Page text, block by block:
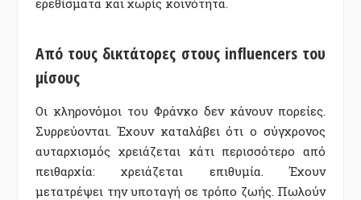
Από τους δικτάτορες στους influencers του
μίσους
Οι κληρονόμοι του Φράνκο δεν κάνουν πορείες.
Συρρεύονται. Έχουν καταλάβει ότι ο σύγχρονος
αυταρχισμός χρειάζεται κάτι περισσότερο από
πειθαρχία: χρειάζεται επιθυμία. Έχουν
μετατρέψει την υποταγή σε τρόπο ζωής. Πωλούν